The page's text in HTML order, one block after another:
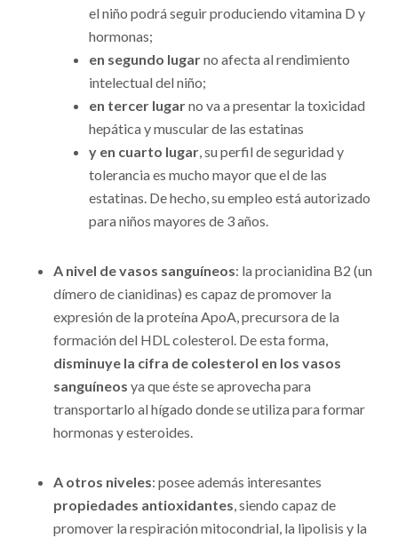
el niño podrá seguir produciendo vitamina D y
hormonas;
en segundo lugarno afecta al rendimiento
intelectual del niño;
en tercer lugarno va a presentar la toxicidad
hepática y muscular de las estatinas
y en cuarto lugar, su perfil de seguridad y
tolerancia es mucho mayor que el de las
estatinas. De hecho, su empleo está autorizado
para niños mayores de 3 años.
A nivel de vasos sanguíneos: la procianidina B2 (un
dímero de cianidinas) es capaz de promover la
expresión de la proteína ApoA, precursora de la
formación del HDL colesterol. De esta forma,
disminuye la cifra de colesterol en los vasos
sanguíneos ya que éste se aprovecha para
transportarlo al hígado donde se utiliza para formar
hormonas y esteroides.
A otros niveles: posee además interesantes
propiedades antioxidantes, siendo capaz de
promover la respiración mitocondrial, la lipolisis y la